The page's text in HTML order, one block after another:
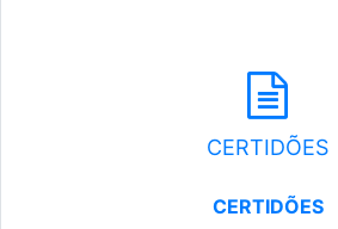
CERTIDÕES
CERTIDÕES